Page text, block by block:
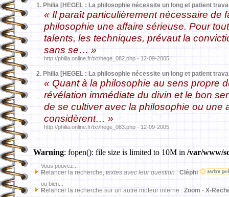
1. Philia [HEGEL : La philosophie nécessite un long et patient
« Il paraît particulièrement nécessaire de
philosophie une affaire sérieuse. Pour
talents, les techniques, prévaut la
sans se… »
http://philia.online.fr/txt/hege_082.php - 12-09-2005
2. Philia [HEGEL : La philosophie nécessite un long et patient
« Quant à la philosophie au sens propre
révélation immédiate du divin et le bon
de se cultiver avec la philosophie ou une
considèrent… »
http://philia.online.fr/txt/hege_083.php - 12-09-2005
Warning: fopen(): file size is limited to 10M in /var/www/
Vous pouvez...
Relancer la recherche, textes avec leur question : Cléphi
ou bien...
Relancer la recherche sur un autre moteur interne : Zoom - X-